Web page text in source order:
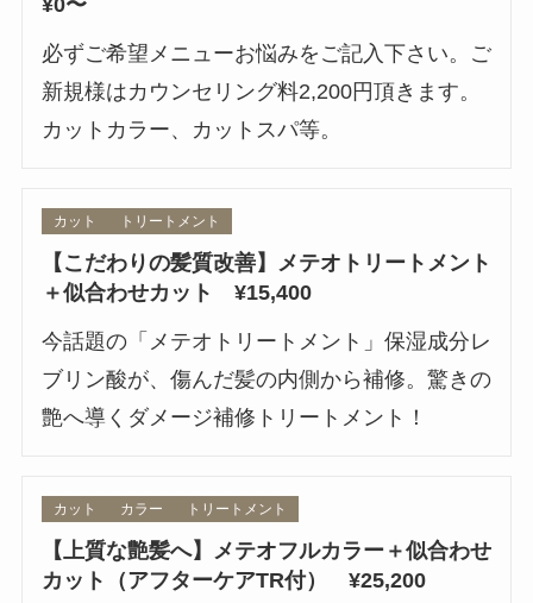
必ずご希望メニューお悩みをご記入下さい。ご
新規様はカウンセリング料2,200円頂きます。
カットカラー、カットスパ等。
カット トリートメント
【こだわりの髪質改善】メテオトリートメント
＋似合わせカット ¥15,400
今話題の「メテオトリートメント」保湿成分レ
ブリン酸が、傷んだ髪の内側から補修。驚きの
艶へ導くダメージ補修トリートメント！
カット カラー トリートメント
【上質な艶髪へ】メテオフルカラー＋似合わせ
カット（アフターケアTR付） ¥25,200